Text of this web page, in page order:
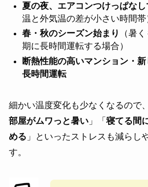
夏の夜、エアコンつけっぱなし
温と外気温の差が小さい時間帯
春・秋のシーズン始まり
（暑
期に長時間運転する場合）
断熱性能の高いマンション・
長時間運転
細かい温度変化も少なくなるので
部屋がムワっと暑い」「寝てる間
める 」といったストレスも減らし
す。